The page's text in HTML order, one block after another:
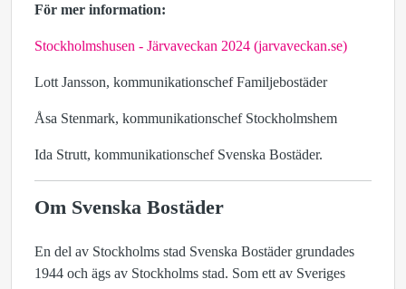
För mer information:
Stockholmshusen - Järvaveckan 2024 (jarvaveckan.se)
Lott Jansson, kommunikationschef Familjebostäder
Åsa Stenmark, kommunikationschef Stockholmshem
Ida Strutt, kommunikationschef Svenska Bostäder.
Om Svenska Bostäder
En del av Stockholms stad Svenska Bostäder grundades
1944 och ägs av Stockholms stad. Som ett av Sveriges